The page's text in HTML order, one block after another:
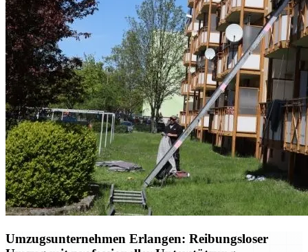
Umzugsunternehmen Erlangen: Reibungsloser